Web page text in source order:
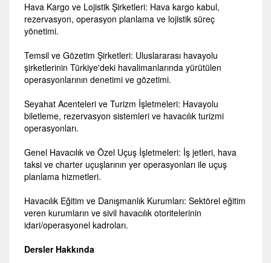
Hava Kargo ve Lojistik Şirketleri: Hava kargo kabul,
rezervasyon, operasyon planlama ve lojistik süreç
yönetimi.
Temsil ve Gözetim Şirketleri: Uluslararası havayolu
şirketlerinin Türkiye'deki havalimanlarında yürütülen
operasyonlarının denetimi ve gözetimi.
Seyahat Acenteleri ve Turizm İşletmeleri: Havayolu
biletleme, rezervasyon sistemleri ve havacılık turizmi
operasyonları.
Genel Havacılık ve Özel Uçuş İşletmeleri: İş jetleri, hava
taksi ve charter uçuşlarının yer operasyonları ile uçuş
planlama hizmetleri.
Havacılık Eğitim ve Danışmanlık Kurumları: Sektörel eğitim
veren kurumların ve sivil havacılık otoritelerinin
idari/operasyonel kadroları.
Dersler Hakkında